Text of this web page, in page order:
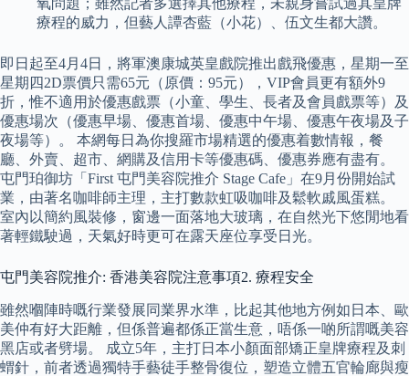
氧問題；雖然記者多選擇其他療程，未親身嘗試過其皇牌
療程的威力，但藝人譚杏藍（小花）、伍文生都大讚。
即日起至4月4日，將軍澳康城英皇戲院推出戲飛優惠，星期一至
星期四2D票價只需65元（原價：95元），VIP會員更有額外9
折，惟不適用於優惠戲票（小童、學生、長者及會員戲票等）及
優惠場次（優惠早場、優惠首場、優惠中午場、優惠午夜場及子
夜場等）。 本網每日為你搜羅市場精選的優惠着數情報，餐
廳、外賣、超市、網購及信用卡等優惠碼、優惠券應有盡有。
屯門珀御坊「First 屯門美容院推介 Stage Cafe」在9月份開始試
業，由著名咖啡師主理，主打數款虹吸咖啡及鬆軟戚風蛋糕。
室內以簡約風裝修，窗邊一面落地大玻璃，在自然光下悠閒地看
著輕鐵駛過，天氣好時更可在露天座位享受日光。
屯門美容院推介: 香港美容院注意事項2. 療程安全
雖然嗰陣時嘅行業發展同業界水準，比起其他地方例如日本、歐
美仲有好大距離，但係普遍都係正當生意，唔係一啲所謂嘅美容
黑店或者劈場。 成立5年，主打日本小顏面部矯正皇牌療程及刺
蝟針，前者透過獨特手藝徒手整骨復位，塑造立體五官輪廊與瘦